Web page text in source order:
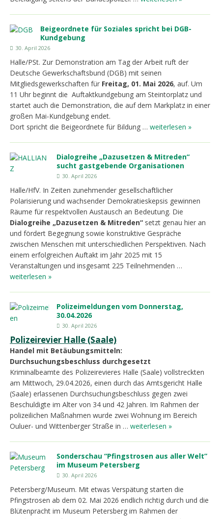
Beigeordnete für Soziales spricht bei DGB-
Kundgebung
30. April 2026
Halle/PSt. Zur Demonstration am Tag der Arbeit ruft der
Deutsche Gewerkschaftsbund (DGB) mit seinen
Mitgliedsgewerkschaften für Freitag, 01. Mai 2026, auf. Um
11 Uhr beginnt die Auftaktkundgebung am Steintorplatz und
startet auch die Demonstration, die auf dem Markplatz in einer
großen Mai-Kundgebung endet.
Dort spricht die Beigeordnete für Bildung … weiterlesen »
Dialogreihe „Dazusetzen & Mitreden“
sucht gastgebende Organisationen
30. April 2026
Halle/HfV. In Zeiten zunehmender gesellschaftlicher
Polarisierung und wachsender Demokratieskepsis gewinnen
Räume für respektvollen Austausch an Bedeutung. Die
Dialogreihe „Dazusetzen & Mitreden“ setzt genau hier an
und fördert Begegnung sowie konstruktive Gespräche
zwischen Menschen mit unterschiedlichen Perspektiven. Nach
einem erfolgreichen Auftakt im Jahr 2025 mit 15
Veranstaltungen und insgesamt 225 Teilnehmenden …
weiterlesen »
Polizeimeldungen vom Donnerstag,
30.04.2026
30. April 2026
Polizeirevier Halle (Saale)
Handel mit Betäubungsmitteln:
Durchsuchungsbeschluss durchgesetzt
Kriminalbeamte des Polizeirevieres Halle (Saale) vollstreckten
am Mittwoch, 29.04.2026, einen durch das Amtsgericht Halle
(Saale) erlassenen Durchsuchungsbeschluss gegen zwei
Beschuldigte im Alter von 34 und 42 Jahren. Im Rahmen der
polizeilichen Maßnahmen wurde zwei Wohnung im Bereich
Ouluer- und Wittenberger Straße in … weiterlesen »
Sonderschau “Pfingstrosen aus aller Welt”
im Museum Petersberg
30. April 2026
Petersberg/Museum. Mit etwas Verspätung starten die
Pfingstrosen ab dem 02. Mai 2026 endlich richtig durch und die
Blütenpracht im Museum Petersberg im Rahmen der